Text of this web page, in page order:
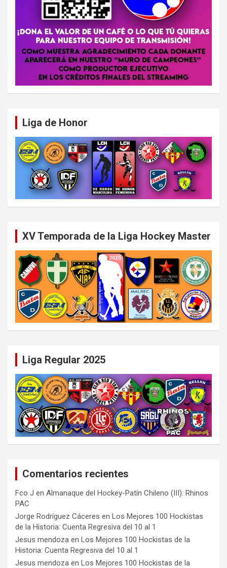
Liga de Honor
XV Temporada de la Liga Hockey Master
Liga Regular 2025
Comentarios recientes
Fco J en Almanaque del Hockey-Patín Chileno (III): Rhinos
PAC
Jorge Rodríguez Cáceres en Los Mejores 100 Hockistas
de la Historia: Cuenta Regresiva del 10 al 1
Jesus mendoza en Los Mejores 100 Hockistas de la
Historia: Cuenta Regresiva del 10 al 1
Jesus mendoza en Los Mejores 100 Hockistas de la